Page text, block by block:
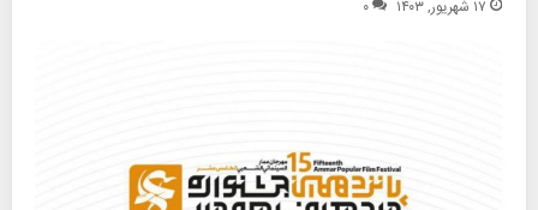
۱۷ شهریور, ۱۴۰۳ ۰